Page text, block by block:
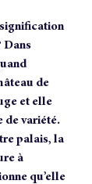
Dans
de
et elle
de variété.
palais, la
à
qu’elle